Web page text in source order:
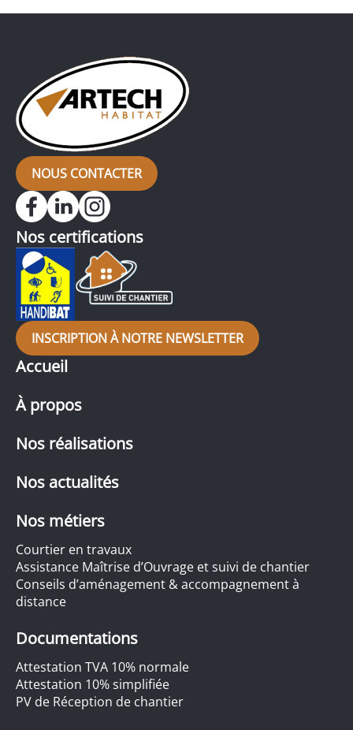
NOUS CONTACTER
Accueil
À propos
Nos réalisations
Nos actualités
Nos métiers
Courtier en travaux
Assistance Maîtrise d’Ouvrage et suivi de chantier
Conseils d’aménagement & accompagnement à
distance
Documentations
Attestation TVA 10% normale
Attestation 10% simplifiée
PV de Réception de chantier
Nos certifications
INSCRIPTION À NOTRE NEWSLETTER